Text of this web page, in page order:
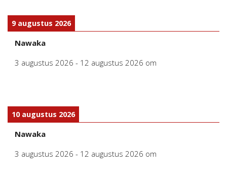
9 augustus 2026
Nawaka
3 augustus 2026 - 12 augustus 2026 om
10 augustus 2026
Nawaka
3 augustus 2026 - 12 augustus 2026 om